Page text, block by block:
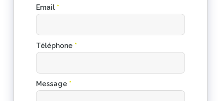
Email *
Téléphone *
Message *